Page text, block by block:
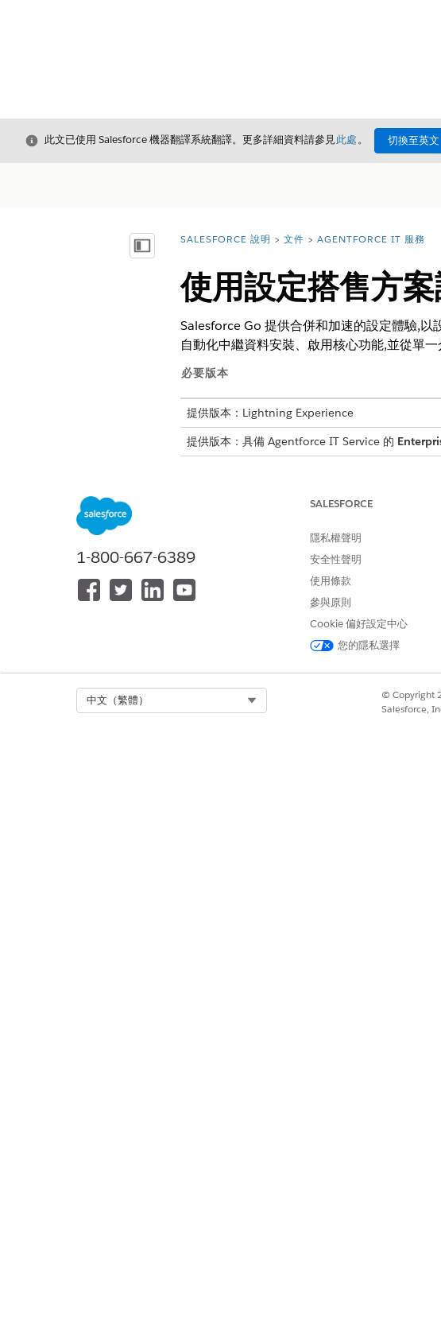
結束
此文已使用 Salesforce 機器翻譯系統翻譯。更多詳細資料請參見此處。 切換至英文
顯示目錄 您位於此處：
SALESFORCE 說明 文件 AGENTFORCE IT 服務
使用設定搭售方
Salesforce Go 提供合併和加速的設定體驗,
自動化中繼資料安裝、啟用核心功能,並從單一
必要版本
提供版本：Lightning Experience
提供版本：具備 Agentforce IT Service 的
標準安裝:只要按幾下即可佈建 IT 服務。立即
從自助式服務入口網頁報告問題
改善 SLA 與指派規則的支援
使用 CMDB 集中 IT 基礎結構與組態資料
建立與管理所有重要更新的通知
自訂安裝:建立理想的 IT 環境。僅選取您公司所
無論您選擇的路徑為何,解決方案都會自動處
核心 ITSM 物件:自動設定「事件」、「問題」
整合 CMDB:依預設會啟用「組態管理資料庫」
1-800-667-6389
SALESFORCE
隱私權聲明
安全性聲明
使用條款
參與原則
Cookie 偏好設定中心
您的隱私選擇
中文（繁體）
© Copyright
Salesforce,